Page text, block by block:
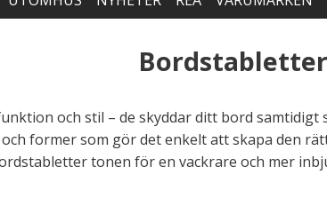
Bordstabletter
och stil – de skyddar ditt bord
former som gör det enkelt att skapa den
tonen för en vackrare och mer